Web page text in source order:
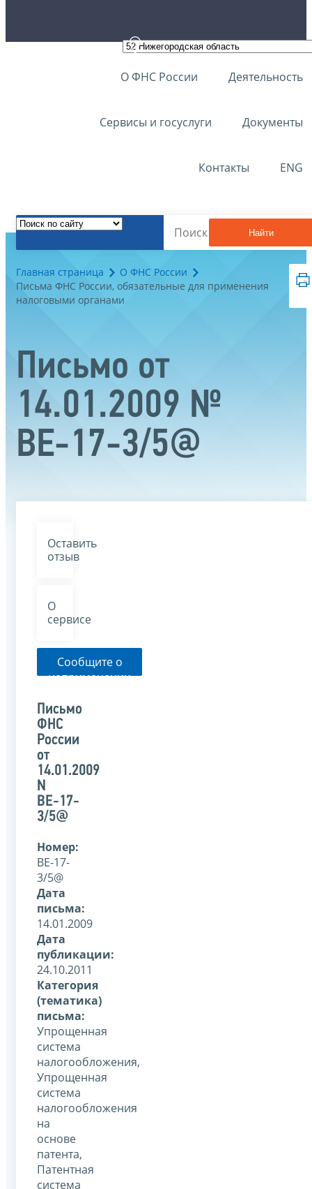
О ФНС России Деятельность
Сервисы и госуслуги Документы
Контакты ENG
Найти
Главная страница
О ФНС России
Письма ФНС России, обязательные для применения
налоговыми органами
Письмо от
14.01.2009 №
ВЕ-17-3/5@
Оставить
отзыв
О
сервисе
Сообщите о
неприменении
органом
указанного
письма
Письмо
ФНС
России
от
14.01.2009
N
ВЕ-17-
3/5@
Номер:
ВЕ-17-
3/5@
Дата
письма:
14.01.2009
Дата
публикации:
24.10.2011
Категория
(тематика)
письма:
Упрощенная
система
налогообложения,
Упрощенная
система
налогообложения
на
основе
патента,
Патентная
система